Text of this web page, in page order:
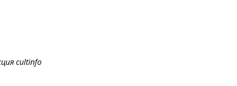
cultinfo